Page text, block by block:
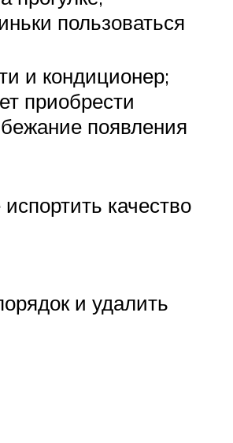
пользоваться
и кондиционер;
приобрести
появления
качество
и удалить